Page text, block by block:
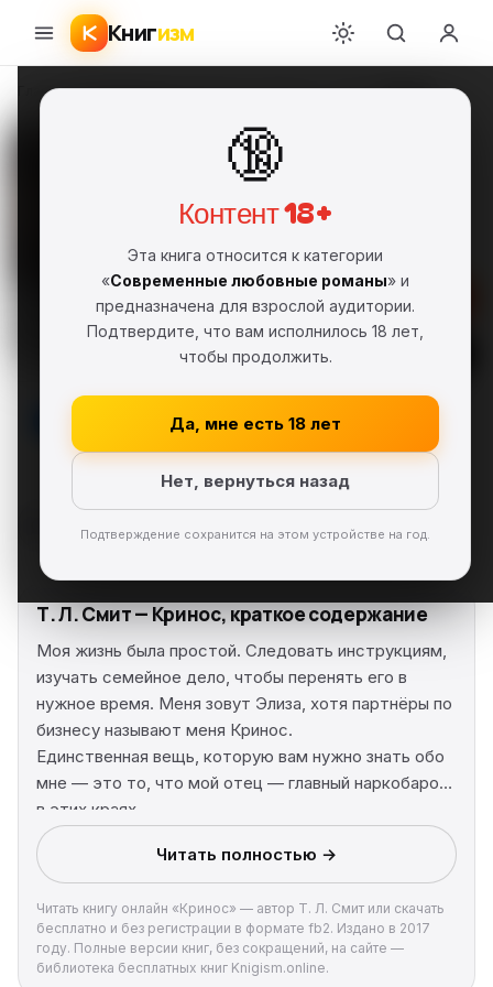
Книгизм
🔞
Контент 18+
Эта книга относится к категории
«Современные любовные романы» и
предназначена для взрослой аудитории.
Подтвердите, что вам исполнилось 18 лет,
чтобы продолжить.
Да, мне есть 18 лет
Нет, вернуться назад
Подтверждение сохранится на этом устройстве на год.
Главная›Современные любовные романы›Т. Л. Смит›Кринос
Кринос
Т. Л. Смит
Скачать FB2
Читать
Т. Л. Смит — Кринос, краткое содержание
Моя жизнь была простой. Следовать инструкциям,
изучать семейное дело, чтобы перенять его в
нужное время. Меня зовут Элиза, хотя партнёры по
бизнесу называют меня Кринос.
Единственная вещь, которую вам нужно знать обо
мне — это то, что мой отец — главный наркобарон
в этих краях.
Я готова сделать всё возможное: принять вызов и
управлять семейными делами, чтобы отец
гордился мной и бизнесом, который погряз в
наркотиках, сексе и смерти. К чему я оказываюсь
не готова, так это к «Греческому Богу»,
вошедшему в мою жизнь, и который угрожает
Читать полностью →
Читать книгу онлайн «Кринос» — автор Т. Л. Смит или скачать
бесплатно и без регистрации в формате fb2. Издано в 2017
году. Полные версии книг, без сокращений, на сайте —
библиотека бесплатных книг Knigism.online.